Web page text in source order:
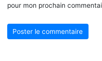
pour mon prochain